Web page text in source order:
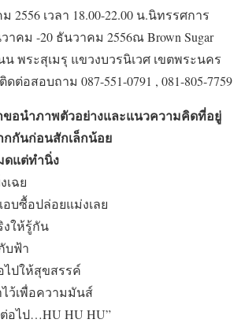
2556 เวลา 18.00-22.00 น.นิทรรศการ
าคม -20 ธันวาคม 2556ณ Brown Sugar
น พระสุเมรุ แขวงบวรนิเวศ เขตพระนคร
ต่อสอบถาม 087-551-0791 , 081-805-7759
อนำภาพตัวอย่างและแนวความคิดที่อยู่
กันก่อนสักเล็กน้อย
ดแต่ทำนิ่ง
เฉย
บซื้อปล่อยแม่งเลย
งให้รู้กัน
บฟ้า
ปให้สุขสรรค์
ว้เพื่อความมันส์
ไป…HU HU HU”